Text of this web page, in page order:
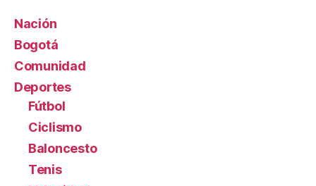
Nación
Bogotá
Comunidad
Deportes
Fútbol
Ciclismo
Baloncesto
Tenis